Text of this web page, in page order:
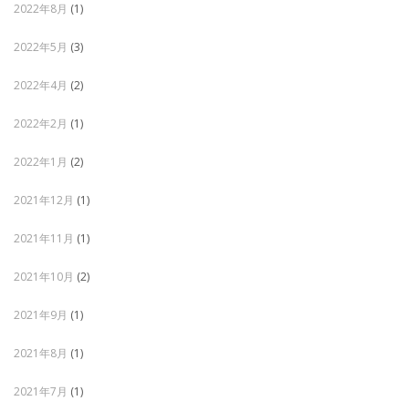
2022年8月 (1)
2022年5月 (3)
2022年4月 (2)
2022年2月 (1)
2022年1月 (2)
2021年12月 (1)
2021年11月 (1)
2021年10月 (2)
2021年9月 (1)
2021年8月 (1)
2021年7月 (1)